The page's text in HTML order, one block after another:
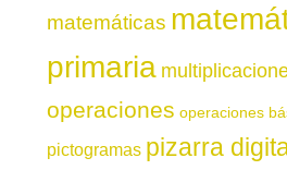
matemáticas
primaria
operaciones operaciones
pictogramas pizarra